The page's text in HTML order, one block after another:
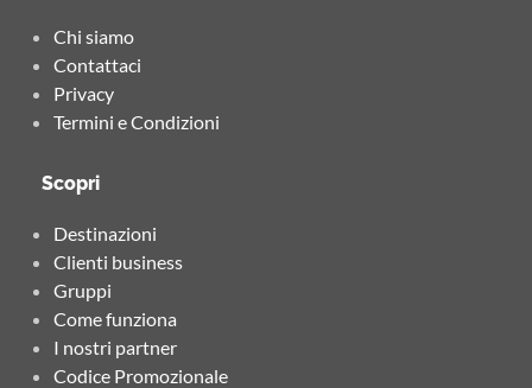
Chi siamo
Contattaci
Privacy
Termini e Condizioni
Scopri
Destinazioni
Clienti business
Gruppi
Come funziona
I nostri partner
Codice Promozionale